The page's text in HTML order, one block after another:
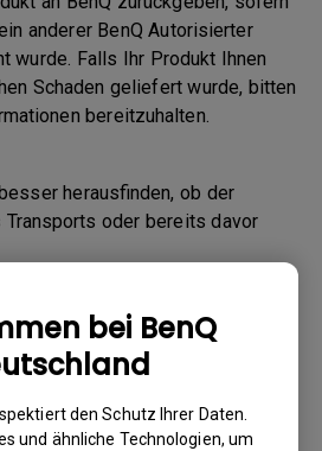
bei BenQ
den Schutz Ihrer Daten.
und ähnliche Technologien, um
anderer BenQ Autorisierter
wurde. Falls Ihr Produkt Ihnen
Schaden geliefert wurde, bitten
bereitzuhalten.
herausfinden, ob der
Transports oder bereits davor
oder den Verkäufer so schnell
(innen und außen)